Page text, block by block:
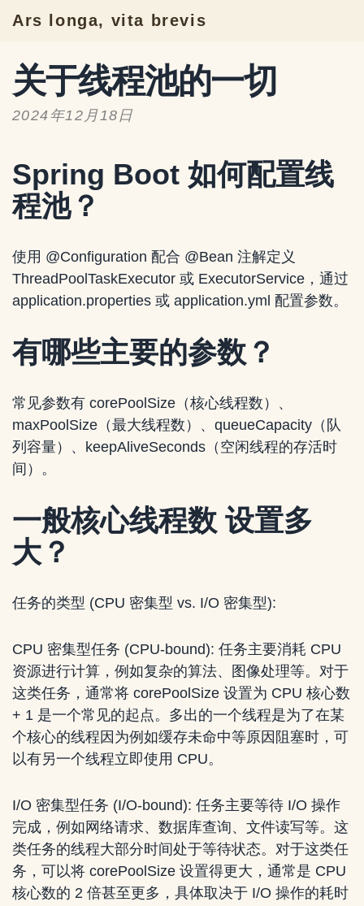
Ars longa, vita brevis
关于线程池的一切
2024年12月18日
Spring Boot 如何配置线
程池？
使用 @Configuration 配合 @Bean 注解定义
ThreadPoolTaskExecutor 或 ExecutorService，通过
application.properties 或 application.yml 配置参数。
有哪些主要的参数？
常见参数有 corePoolSize（核心线程数）、
maxPoolSize（最大线程数）、queueCapacity（队
列容量）、keepAliveSeconds（空闲线程的存活时
间）。
一般核心线程数 设置多
大？
任务的类型 (CPU 密集型 vs. I/O 密集型):
CPU 密集型任务 (CPU-bound): 任务主要消耗 CPU
资源进行计算，例如复杂的算法、图像处理等。对于
这类任务，通常将 corePoolSize 设置为 CPU 核心数
+ 1 是一个常见的起点。多出的一个线程是为了在某
个核心的线程因为例如缓存未命中等原因阻塞时，可
以有另一个线程立即使用 CPU。
I/O 密集型任务 (I/O-bound): 任务主要等待 I/O 操作
完成，例如网络请求、数据库查询、文件读写等。这
类任务的线程大部分时间处于等待状态。对于这类任
务，可以将 corePoolSize 设置得更大，通常是 CPU
核心数的 2 倍甚至更多，具体取决于 I/O 操作的耗时